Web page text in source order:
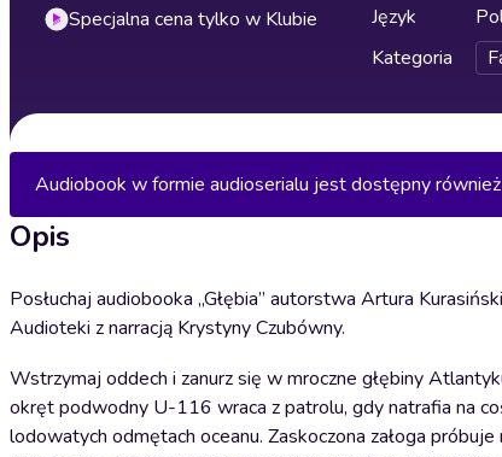
Specjalna cena tylko w Klubie
Język
Kategoria
Audiobook w formie audioserialu jest dostępny
Opis
Posłuchaj audiobooka „Głębia” autorstwa Artura
Audioteki z narracją Krystyny Czubówny.
Wstrzymaj oddech i zanurz się w mroczne głębiny
okręt podwodny U-116 wraca z patrolu, gdy natrafia na
lodowatych odmętach oceanu. Zaskoczona załoga